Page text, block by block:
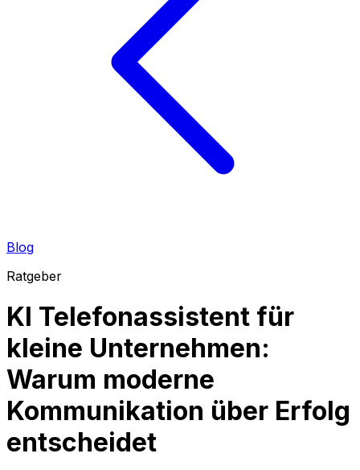
Blog
Ratgeber
KI Telefonassistent für
kleine Unternehmen:
Warum moderne
Kommunikation über Erfolg
entscheidet